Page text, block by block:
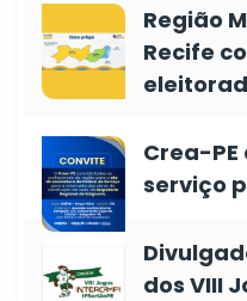
Região
Recife
Crea-
serviço
dos VIII